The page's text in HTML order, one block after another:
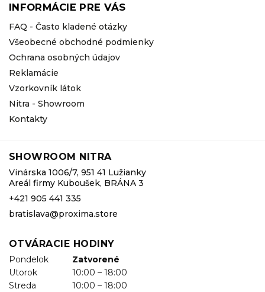
INFORMÁCIE PRE VÁS
FAQ - Často kladené otázky
Všeobecné obchodné podmienky
Ochrana osobných údajov
Reklamácie
Vzorkovník látok
Nitra - Showroom
Kontakty
SHOWROOM NITRA
Vinárska 1006/7, 951 41 Lužianky
Areál firmy Kuboušek, BRÁNA 3
+421 905 441 335
bratislava@proxima.store
OTVÁRACIE HODINY
Pondelok
Zatvorené
Utorok
10:00 – 18:00
Streda
10:00 – 18:00